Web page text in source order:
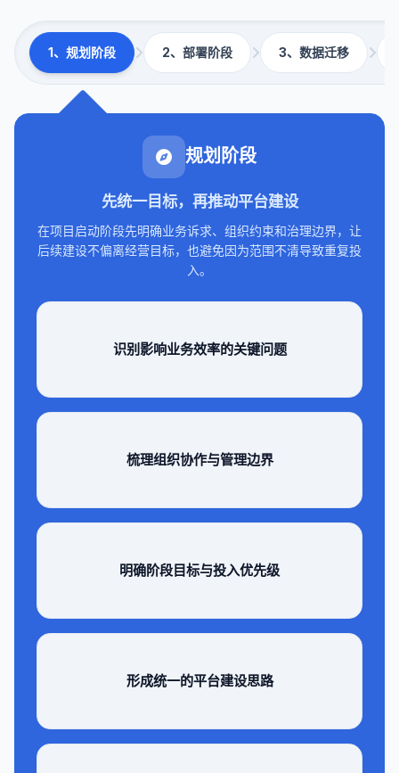
1、规划阶段 2、部署阶段 3、数据迁移
规划阶段
先统一目标，再推动平台建设
在项目启动阶段先明确业务诉求、组织约束和治理边界，让
后续建设不偏离经营目标，也避免因为范围不清导致重复投
入。
识别影响业务效率的关键问题
梳理组织协作与管理边界
明确阶段目标与投入优先级
形成统一的平台建设思路